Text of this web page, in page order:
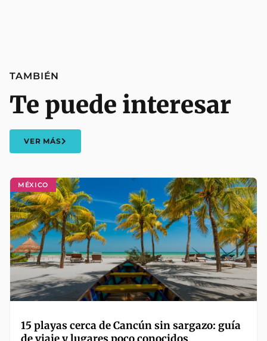
MÉXICO
15 playas cerca de Cancún sin sargazo: guía
TAMBIÉN
Te puede interesar
VER MÁS